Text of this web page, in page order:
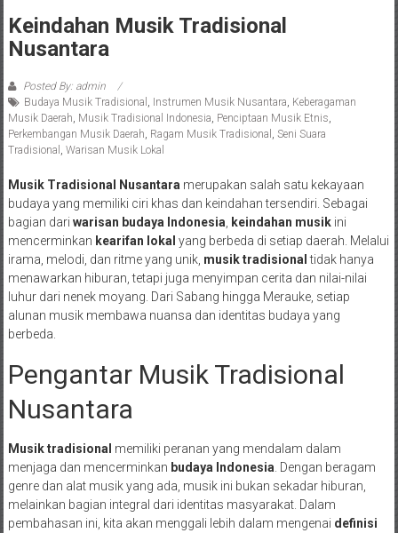
Keindahan Musik Tradisional
Nusantara
Posted By: admin
Budaya Musik Tradisional
Instrumen Musik Nusantara Keberagaman
Musik Daerah Musik Tradisional Indonesia Penciptaan Musik Etnis
Perkembangan Musik Daerah Ragam Musik Tradisional
Seni Suara
Tradisional
Warisan Musik Lokal
Musik Tradisional Nusantara merupakan salah satu kekayaan
budaya yang memiliki ciri khas dan keindahan tersendiri. Sebagai
bagian dari warisan budaya Indonesia keindahan musikini
mencerminkan kearifan lokal yang berbeda di setiap daerah. Melalui
irama, melodi, dan ritme yang unik, musik tradisional tidak hanya
menawarkan hiburan, tetapi juga menyimpan cerita dan nilai-nilai
luhur dari nenek moyang. Dari Sabang hingga Merauke, setiap
alunan musik membawa nuansa dan identitas budaya yang
berbeda.
Pengantar Musik Tradisional
Nusantara
Musik tradisional memiliki peranan yang mendalam dalam
menjaga dan mencerminkan budaya Indonesia . Dengan beragam
genre dan alat musik yang ada, musik ini bukan sekadar hiburan,
melainkan bagian integral dari identitas masyarakat. Dalam
pembahasan ini, kita akan menggali lebih dalam mengenai definisi